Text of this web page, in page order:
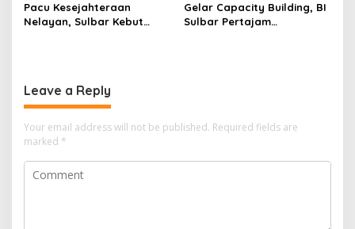
Pacu Kesejahteraan
Nelayan, Sulbar Kebut
Gelar Capacity Building, BI
Sulbar Pertajam
Leave a Reply
Your email address will not be published. Required fields are
marked *